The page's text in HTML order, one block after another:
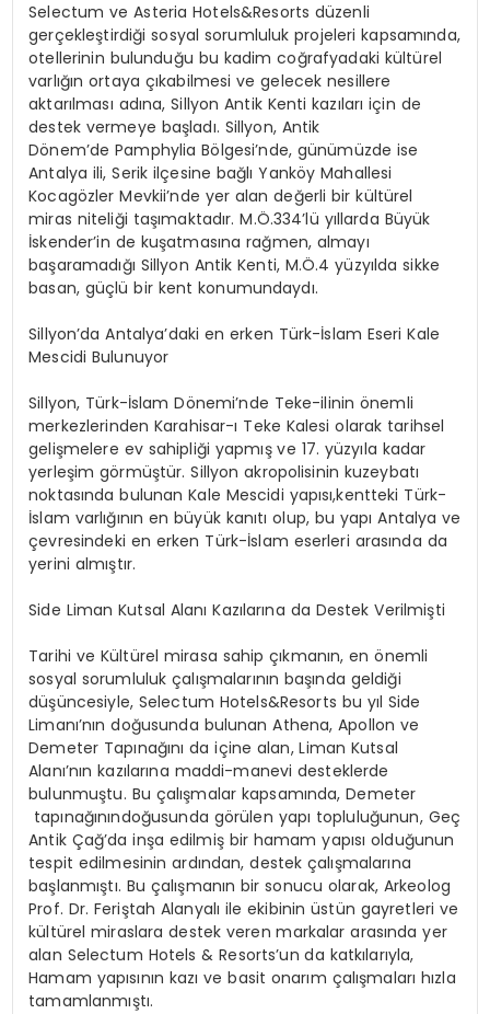
Selectum veAsteria Hotels&Resorts düzenli
gerçekleştirdiği sosyal sorumluluk projeleri kapsamında,
otellerinin bulunduğu bu kadimcoğrafyadaki kültürel
varlığın ortaya çıkabilmesive gelecek nesillere
aktarılması adına, Sillyon Antik Kenti kazıları için de
destek vermeye başladı. Sillyon, Antik
Dönem’de Pamphylia Bölgesi’nde,günümüzde ise
Antalya ili, Serik ilçesine bağlıYanköy Mahallesi
Kocagözler Mevkii’nde yer alan değerli bir kültürel
miras niteliği taşımaktadır. M.Ö.334’lü yıllarda Büyük
İskender’in de kuşatmasına rağmen, almayı
başaramadığı Sillyon Antik Kenti, M.Ö.4 yüzyılda sikke
basan, güçlü bir kent konumundaydı.
Sillyon’da Antalya’daki en erken Türk-İslam Eseri Kale
Mescidi Bulunuyor
Sillyon, Türk-İslam Dönemi’nde Teke-ilinin önemli
merkezlerinden Karahisar-ı Teke Kalesi olarak tarihsel
gelişmelere ev sahipliği yapmış ve 17. yüzyıla kadar
yerleşim görmüştür. Sillyonakropolisinin kuzeybatı
noktasında bulunanKale Mescidi yapısı,kentteki Türk-
İslam varlığının en büyük kanıtı olup, bu yapıAntalya ve
çevresindeki en erken Türk-İslam eserleri arasında da
yerini almıştır.
Side Liman Kutsal Alanı Kazılarına da Destek Verilmişti
Tarihi ve Kültürel mirasa sahip çıkmanın, en önemli
sosyal sorumluluk çalışmalarının başında geldiği
düşüncesiyle, Selectum Hotels&Resorts bu yılSide
Limanı’nın doğusunda bulunan Athena, Apollon ve
Demeter Tapınağını da içine alan,Liman Kutsal
Alanı’nın kazılarına maddi-manevi desteklerde
bulunmuştu. Bu çalışmalar kapsamında,Demeter
tapınağınındoğusunda görülen yapı topluluğunun, Geç
Antik Çağ’da inşa edilmiş bir hamam yapısı olduğunun
tespit edilmesinin ardından,destek çalışmalarına
başlanmıştı. Bu çalışmanın bir sonucu olarak, Arkeolog
Prof. Dr. Feriştah Alanyalı ile ekibinin üstün gayretleri ve
kültürel miraslara destek veren markalar arasında yer
alan Selectum Hotels &Resorts’un da katkılarıyla,
Hamam yapısının kazı ve basit onarım çalışmaları hızla
tamamlanmıştı.